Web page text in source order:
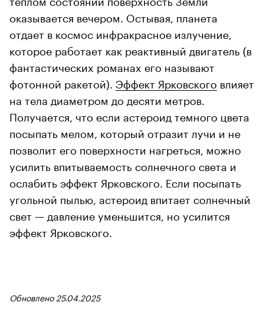
оказывается вечером. Остывая, планета
отдает в космос инфракрасное излучение,
которое работает как реактивный двигатель (в
фантастических романах его называют
фотонной ракетой). Эффект Ярковского влияет
на тела диаметром до десяти метров.
Получается, что если астероид темного цвета
посыпать мелом, который отразит лучи и не
позволит его поверхности нагреться, можно
усилить впитываемость солнечного света и
ослабить эффект Ярковского. Если посыпать
угольной пылью, астероид впитает солнечный
свет — давление уменьшится, но усилится
эффект Ярковского.
Обновлено 25.04.2025